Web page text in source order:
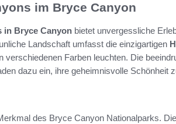
im Bryce Canyon
in Bryce Canyon bietet unvergessliche
Landschaft umfasst die einzigartigen
verschiedenen Farben leuchten. Die
dazu ein, ihre geheimnisvolle Schönheit
des Bryce Canyon Nationalparks.